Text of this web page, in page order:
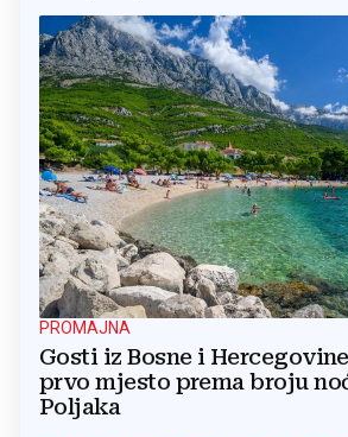
PROMAJNA
Gosti iz Bosne i
prvo mjesto prema broju
Poljaka